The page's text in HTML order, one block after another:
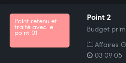
Point retenu et
traité avec le
point 01
Point 2
Budget
Affaires
03:09:05